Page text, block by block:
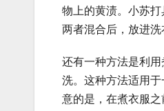
物上的黄渍。小苏
两者混合后，放进
还有一种方法是利
洗。这种方法适用
意的是，在煮衣服